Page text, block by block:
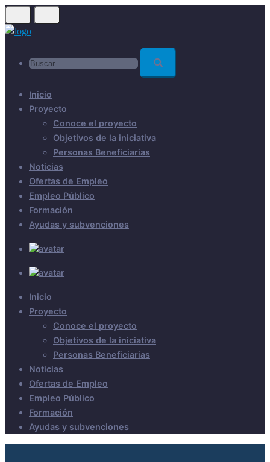
Skip
to
Inicio
Proyecto
Conoce el proyecto
Objetivos de la iniciativa
Personas Beneficiarias
Noticias
Ofertas de Empleo
Empleo Público
Formación
Ayudas y subvenciones
Inicio
Proyecto
Conoce el proyecto
Objetivos de la iniciativa
Personas Beneficiarias
Noticias
Ofertas de Empleo
Empleo Público
Formación
Ayudas y subvenciones